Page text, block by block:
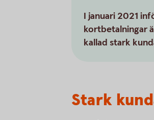
I januari 2021
kortbetalningar
kallad stark
Stark